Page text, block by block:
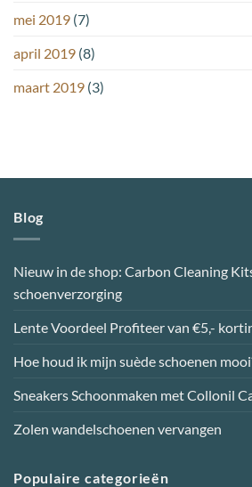
mei 2019 (7)
april 2019 (8)
maart 2019 (3)
Blog
Nieuw in de shop: Carbon Cleaning
schoenverzorging
Lente Voordeel Profiteer van €5,-
Hoe houd ik mijn suède schoenen
Sneakers Schoonmaken met Collonil
Zolen wandelschoenen vervangen
Populaire categorieën